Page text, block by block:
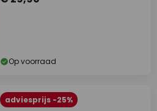
Op voorraad
adviesprijs -25%